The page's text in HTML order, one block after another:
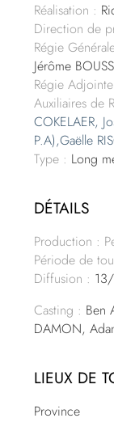
Réalisation :
Direction de
Régie
Jérôme
Régie
Auxiliaires de
COKELAER,
P.A),Gaëlle
Type : Long
DÉTAILS
Production :
Période de
Diffusion :
Casting : Ben
DAMON,
LIEUX DE
Province